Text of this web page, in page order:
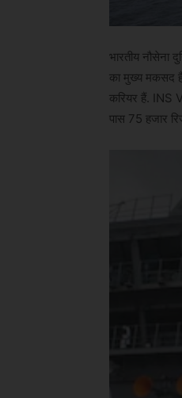
भारतीय नौसेना
का मुख्य मकसद है
करियर हैं. INS
पास 75 हजार